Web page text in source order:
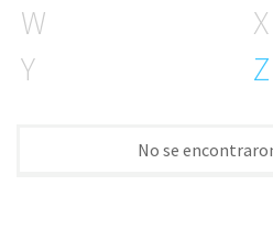
W
X
Y
Z
No se